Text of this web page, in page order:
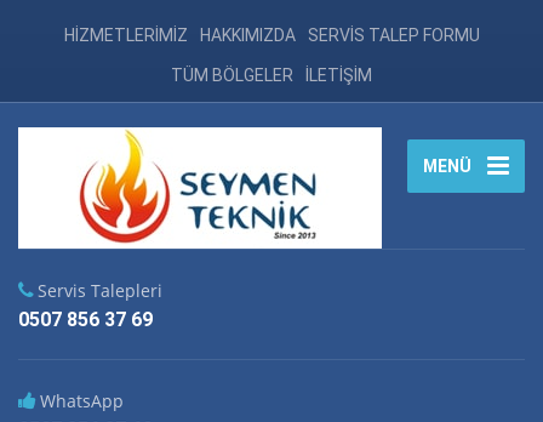
HİZMETLERİMİZ HAKKIMIZDA SERVİS TALEP FORMU
TÜM BÖLGELER İLETİŞİM
MENÜ
Servis Talepleri
0507 856 37 69
WhatsApp